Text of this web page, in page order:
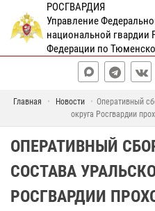
РОСГВАРДИЯ
Управление
национальной гвардии
Федерации по
Главная Новости
Оперативный
округа Росгвардии
ОПЕРАТИВНЫЙ
СОСТАВА
РОСГВАРДИИ